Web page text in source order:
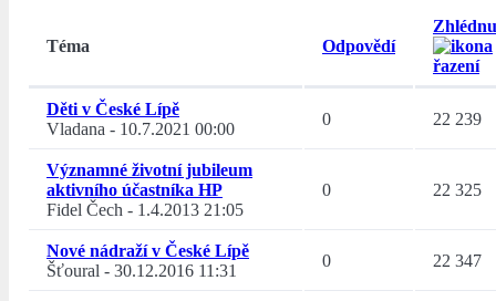
Téma Odpovědí
Děti v České Lípě
Vladana - 10.7.2021 00:00
0 22 239
Významné životní jubileum
aktivního účastníka HP
Fidel Čech - 1.4.2013 21:05
0 22 325
Nové nádraží v České Lípě
Šťoural - 30.12.2016 11:31
0 22 347